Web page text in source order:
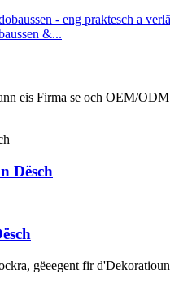
&...
eis Firma se och OEM/
Dësch